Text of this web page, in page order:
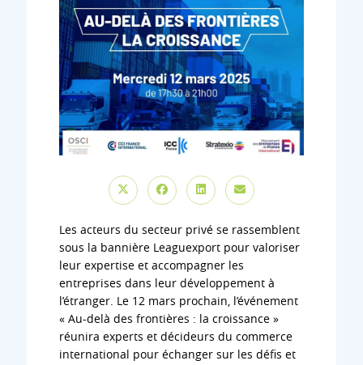
Les acteurs du secteur privé se rassemblent
sous la bannière Leaguexport pour valoriser
leur expertise et accompagner les
entreprises dans leur développement à
l’étranger. Le 12 mars prochain, l’événement
« Au-delà des frontières : la croissance »
réunira experts et décideurs du commerce
international pour échanger sur les défis et